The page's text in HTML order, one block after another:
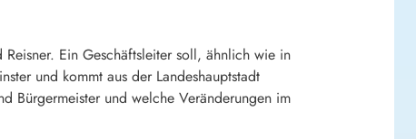
Ein Geschäftsleiter soll, ähnlich wie in
und kommt aus der Landeshauptstadt
Bürgermeister und welche Veränderungen im